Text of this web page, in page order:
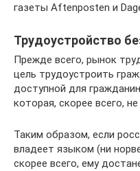
газеты Aftenposten и
Трудоустройство
Прежде всего, рынок
цель трудоустроить
доступной для
которая, скорее всего,
Таким образом, если
владеет языком (ни
скорее всего, ему